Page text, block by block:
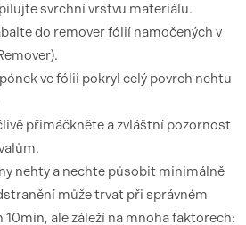
svrchní vrstvu materiálu.
do remover fólií namočených v
ve fólii pokryl celý povrch nehtu
přimáčkněte a zvláštní pozornost
nehty a nechte působit minimálně
může trvat při správném
10min, ale záleží na mnoha faktorech: